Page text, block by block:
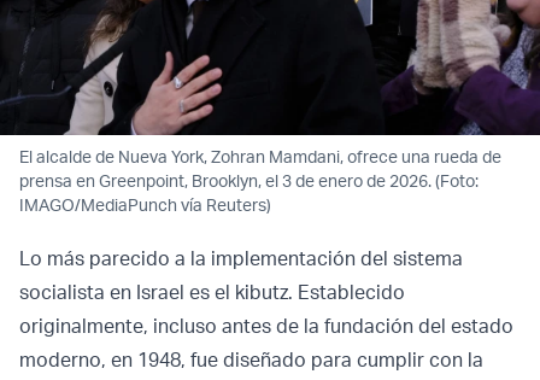
El alcalde de Nueva York, Zohran Mamdani, ofrece una rueda de
prensa en Greenpoint, Brooklyn, el 3 de enero de 2026. (Foto:
IMAGO/MediaPunch vía Reuters)
Lo más parecido a la implementación del sistema
socialista en Israel es el kibutz. Establecido
originalmente, incluso antes de la fundación del estado
moderno, en 1948, fue diseñado para cumplir con la